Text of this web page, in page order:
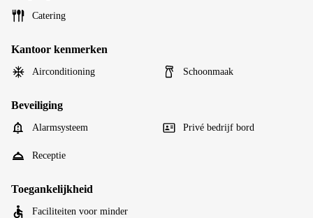
Catering
Kantoor kenmerken
Airconditioning Schoonmaak
Beveiliging
Alarmsysteem Privé bedrijf bord
Receptie
Toegankelijkheid
Faciliteiten voor minder